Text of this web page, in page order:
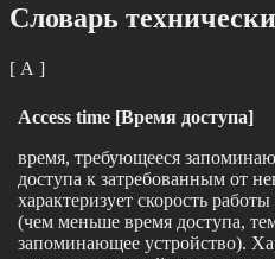
Словарь
[ А ]
Access time [Время доступа]
время, требующееся
доступа к затребованным от
характеризует скорость
(чем меньше время доступа,
запоминающее устройство).